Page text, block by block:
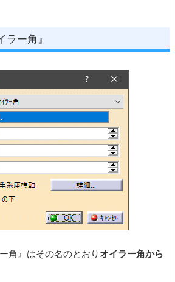
ー角』
角』はその名のとおりオイラー角から